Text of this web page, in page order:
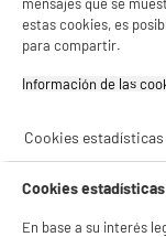
compare_product
estas cookies, es
para compartir.
Información de las
Cookies estadísticas
Cookies estadísticas
En base a su interés